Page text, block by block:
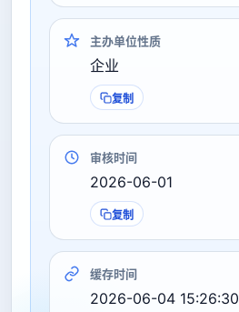
主办单位性质
企业
复制
审核时间
2026-06-01
复制
缓存时间
2026-06-04 15:26:30